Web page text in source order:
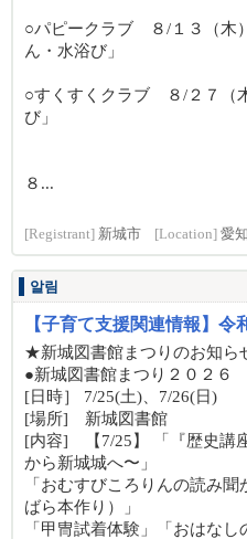
○パピークラブ ８/１３（木
ん・水浴び」
１０：３０
○すくすくクラブ ８/２７（
び」
１０：３０
８...
[Registrant] 新城市 [Location] 愛
알림
【子育て支援関連情報】令
★新城図書館まつりのお知ら
●新城図書館まつり２０２６
[日時］ 7/25(土)、7/26(日)
[場所] 新城図書館
[内容] 【7/25】 「『歴史講
から新城城へ〜」
「おむすびころりんの読み
ばら本作り）」
「甲冑試着体験」「おはなし